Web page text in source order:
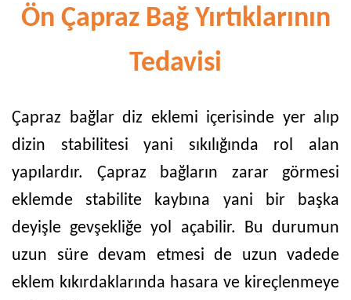
Ön Çapraz Bağ Yırtıklarının
Tedavisi
Çapraz bağlar diz eklemi içerisinde yer alıp
dizin stabilitesi yani sıkılığında rol alan
yapılardır. Çapraz bağların zarar görmesi
eklemde stabilite kaybına yani bir başka
deyişle gevşekliğe yol açabilir. Bu durumun
uzun süre devam etmesi de uzun vadede
eklem kıkırdaklarında hasara ve kireçlenmeye